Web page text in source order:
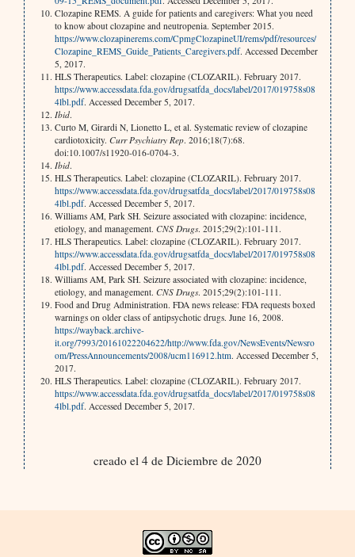
Clozapine REMS. A guide for patients and caregivers: What you need
to know about clozapine and neutropenia. September 2015.
https://www.clozapinerems.com/CpmgClozapineUI/rems/pdf/resources/
Clozapine_REMS_Guide_Patients_Caregivers.pdf. Accessed December
5, 2017.
HLS Therapeutics. Label: clozapine (CLOZARIL). February 2017.
https://www.accessdata.fda.gov/drugsatfda_docs/label/2017/019758s08
4lbl.pdf. Accessed December 5, 2017.
Ibid.
Curto M, Girardi N, Lionetto L, et al. Systematic review of clozapine
cardiotoxicity. Curr Psychiatry Rep. 2016;18(7):68.
doi:10.1007/s11920-016-0704-3.
Ibid.
HLS Therapeutics. Label: clozapine (CLOZARIL). February 2017.
https://www.accessdata.fda.gov/drugsatfda_docs/label/2017/019758s08
4lbl.pdf. Accessed December 5, 2017.
Williams AM, Park SH. Seizure associated with clozapine: incidence,
etiology, and management. CNS Drugs. 2015;29(2):101-111.
HLS Therapeutics. Label: clozapine (CLOZARIL). February 2017.
https://www.accessdata.fda.gov/drugsatfda_docs/label/2017/019758s08
4lbl.pdf. Accessed December 5, 2017.
Williams AM, Park SH. Seizure associated with clozapine: incidence,
etiology, and management. CNS Drugs. 2015;29(2):101-111.
Food and Drug Administration. FDA news release: FDA requests boxed
warnings on older class of antipsychotic drugs. June 16, 2008.
https://wayback.archive-
it.org/7993/20161022204622/http://www.fda.gov/NewsEvents/Newsro
om/PressAnnouncements/2008/ucm116912.htm. Accessed December 5,
2017.
HLS Therapeutics. Label: clozapine (CLOZARIL). February 2017.
https://www.accessdata.fda.gov/drugsatfda_docs/label/2017/019758s08
4lbl.pdf. Accessed December 5, 2017.
creado el 4 de Diciembre de 2020